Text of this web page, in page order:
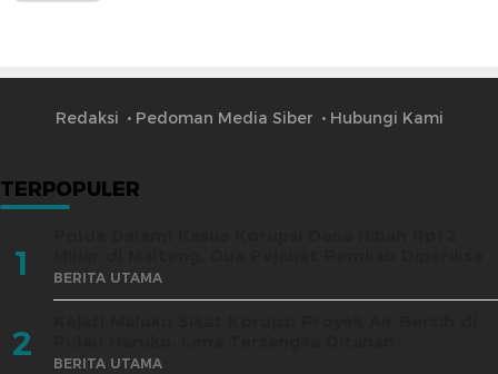
Redaksi Pedoman Media Siber Hubungi Kami
TERPOPULER
1 BERITA UTAMA
2 BERITA UTAMA